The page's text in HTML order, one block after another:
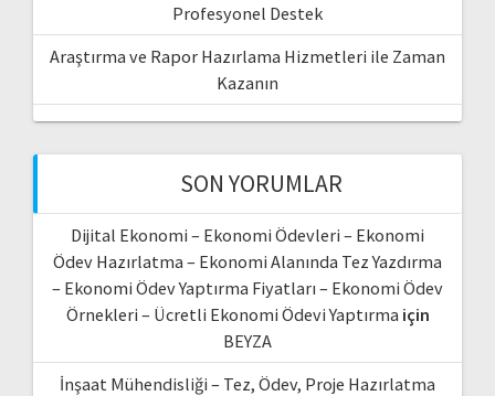
Profesyonel Destek
Araştırma ve Rapor Hazırlama Hizmetleri ile Zaman
Kazanın
SON YORUMLAR
Dijital Ekonomi – Ekonomi Ödevleri – Ekonomi
Ödev Hazırlatma – Ekonomi Alanında Tez Yazdırma
– Ekonomi Ödev Yaptırma Fiyatları – Ekonomi Ödev
Örnekleri – Ücretli Ekonomi Ödevi Yaptırma için
BEYZA
İnşaat Mühendisliği – Tez, Ödev, Proje Hazırlatma